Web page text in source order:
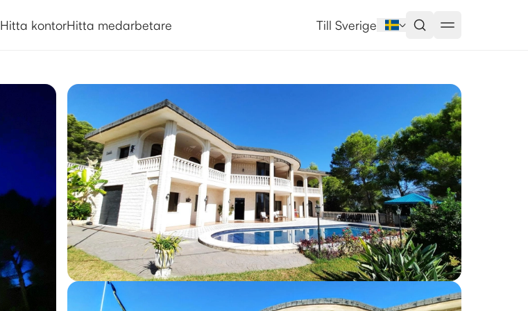
Hitta kontorHitta medarbetare Till Sverige